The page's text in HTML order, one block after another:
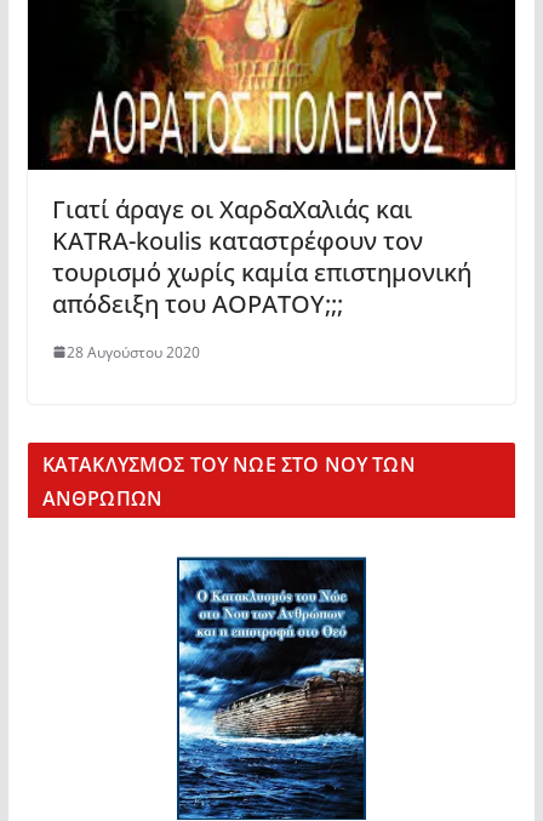
Γιατί άραγε οι ΧαρδαΧαλιάς και
KATRA-koulis καταστρέφουν τον
τουρισμό χωρίς καμία επιστημονική
απόδειξη του ΑΟΡΑΤΟΥ;;;
28 Αυγούστου 2020
KΑΤΑΚΛΥΣΜΟΣ ΤΟΥ ΝΩΕ ΣΤΟ ΝΟΥ ΤΩΝ
ΑΝΘΡΩΠΩΝ